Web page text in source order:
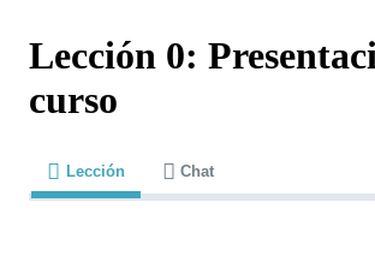
Lección 0:
curso
Lección Chat